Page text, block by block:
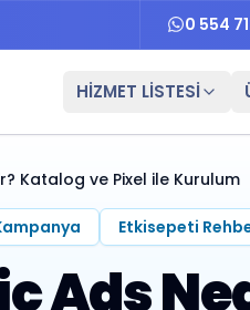
0 554
HİZMET LİSTESİ
Katalog ve Pixel ile Kurulum
Etkisepeti